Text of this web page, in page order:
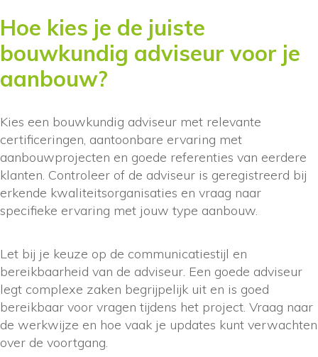
Hoe kies je de juiste
bouwkundig adviseur voor je
aanbouw?
Kies een bouwkundig adviseur met relevante
certificeringen, aantoonbare ervaring met
aanbouwprojecten en goede referenties van eerdere
klanten. Controleer of de adviseur is geregistreerd bij
erkende kwaliteitsorganisaties en vraag naar
specifieke ervaring met jouw type aanbouw.
Let bij je keuze op de communicatiestijl en
bereikbaarheid van de adviseur. Een goede adviseur
legt complexe zaken begrijpelijk uit en is goed
bereikbaar voor vragen tijdens het project. Vraag naar
de werkwijze en hoe vaak je updates kunt verwachten
over de voortgang.